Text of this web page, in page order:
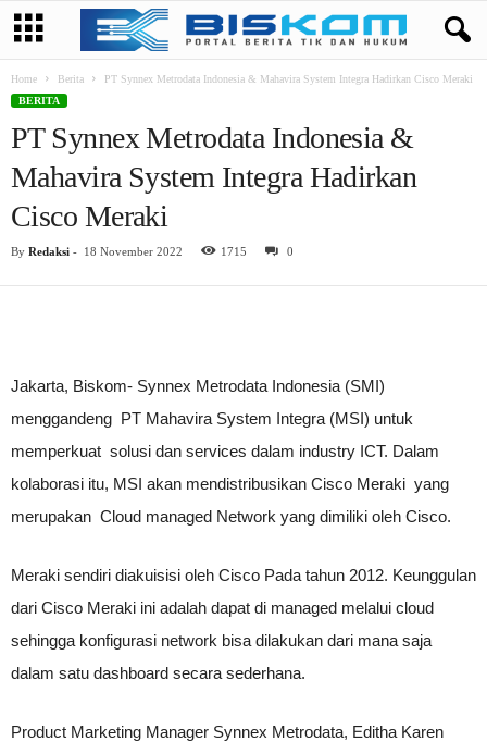
Home Berita
PT Synnex Metrodata Indonesia & Mahavira System Integra Hadirkan Cisco Meraki
BERITA
PT Synnex Metrodata Indonesia &
Mahavira System Integra Hadirkan
Cisco Meraki
By Redaksi - 18 November 2022 1715 0
Jakarta, Biskom- Synnex Metrodata Indonesia (SMI)
menggandeng PT Mahavira System Integra (MSI) untuk
memperkuat solusi dan services dalam industry ICT. Dalam
kolaborasi itu, MSI akan mendistribusikan Cisco Meraki yang
merupakan Cloud managed Network yang dimiliki oleh Cisco.
Meraki sendiri diakuisisi oleh Cisco Pada tahun 2012. Keunggulan
dari Cisco Meraki ini adalah dapat di managed melalui cloud
sehingga konfigurasi network bisa dilakukan dari mana saja
dalam satu dashboard secara sederhana.
Product Marketing Manager Synnex Metrodata, Editha Karen